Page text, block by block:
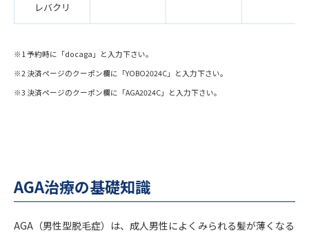
レバクリ
※1 予約時に「docaga」と入力下さい。
※2 決済ページのクーポン欄に「YOBO2024C」と入力下さい。
※3 決済ページのクーポン欄に「AGA2024C」と入力下さい。
AGA治療の基礎知識
AGA（男性型脱毛症）は、成人男性によくみられる髪が薄くなる